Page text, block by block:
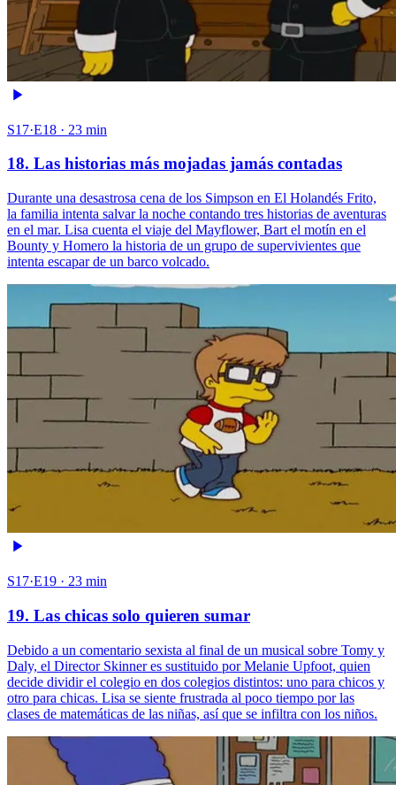
S17·E18 · 23 min
18. Las historias más mojadas jamás contadas
Durante una desastrosa cena de los Simpson en El Holandés Frito,
la familia intenta salvar la noche contando tres historias de aventuras
en el mar. Lisa cuenta el viaje del Mayflower, Bart el motín en el
Bounty y Homero la historia de un grupo de supervivientes que
intenta escapar de un barco volcado.
S17·E19 · 23 min
19. Las chicas solo quieren sumar
Debido a un comentario sexista al final de un musical sobre Tomy y
Daly, el Director Skinner es sustituido por Melanie Upfoot, quien
decide dividir el colegio en dos colegios distintos: uno para chicos y
otro para chicas. Lisa se siente frustrada al poco tiempo por las
clases de matemáticas de las niñas, así que se infiltra con los niños.